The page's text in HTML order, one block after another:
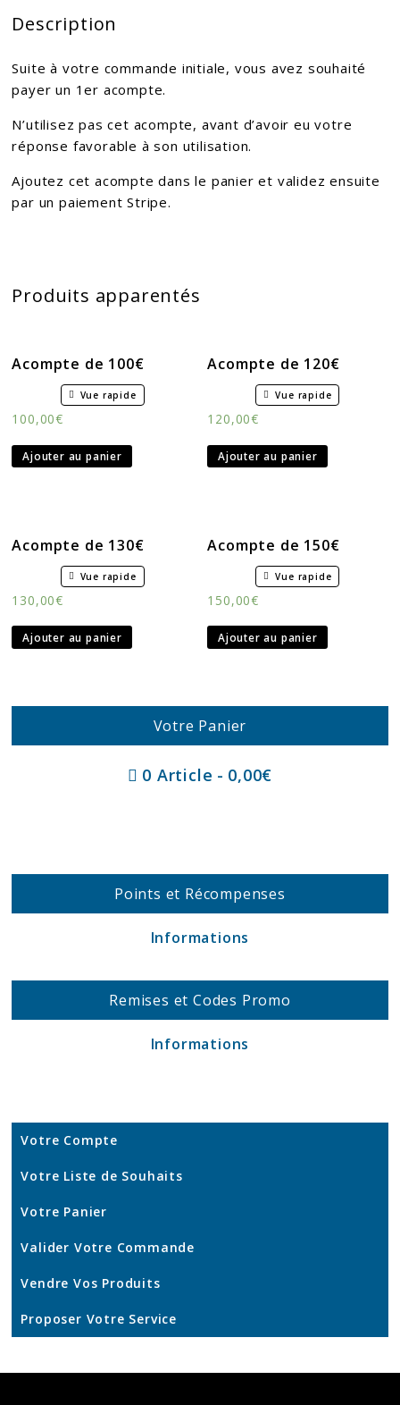
Description
Suite à votre commande initiale, vous avez souhaité
payer un 1er acompte.
N’utilisez pas cet acompte, avant d’avoir eu votre
réponse favorable à son utilisation.
Ajoutez cet acompte dans le panier et validez ensuite
par un paiement Stripe.
Produits apparentés
Acompte de 100€
Vue rapide
100,00€
Ajouter au panier
Acompte de 120€
Vue rapide
120,00€
Ajouter au panier
Acompte de 130€
Vue rapide
130,00€
Ajouter au panier
Acompte de 150€
Vue rapide
150,00€
Ajouter au panier
Votre Panier
0 Article 0,00€
Points et Récompenses
Informations
Remises et Codes Promo
Informations
Votre Compte
Votre Liste de Souhaits
Votre Panier
Valider Votre Commande
Vendre Vos Produits
Proposer Votre Service